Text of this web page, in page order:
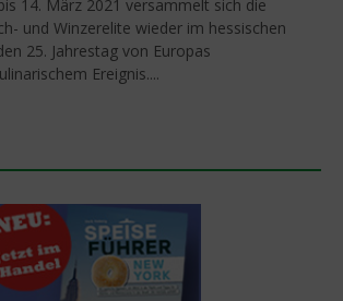
14. März 2021 versammelt sich die
und Winzerelite wieder im hessischen
25. Jahrestag von Europas
Ereignis....